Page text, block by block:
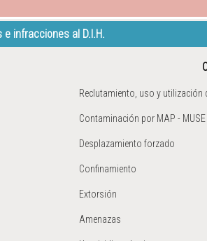
infracciones al D.I.H.
Reclutamiento, uso y utilización
Contaminación por MAP - MUSE
Desplazamiento forzado
Confinamiento
Extorsión
Amenazas